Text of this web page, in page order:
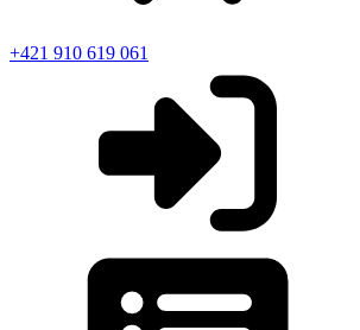
+421 910 619 061